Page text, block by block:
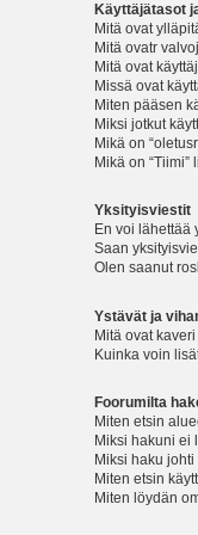
Käyttäjätasot
Mitä ovat
Mitä ovatr
Mitä ovat
Missä ovat
Miten pääsen
Miksi jotkut
Mikä on
Mikä on “Tiimi”
Yksityisviestit
En voi lähettää
Saan
Olen saanut
Ystävät ja
Mitä ovat
Kuinka voin
Foorumilta
Miten etsin
Miksi hakuni ei
Miksi haku
Miten etsin
Miten löydän